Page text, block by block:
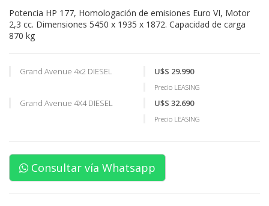
Potencia HP 177, Homologación de emisiones Euro VI, Motor
2,3 cc. Dimensiones 5450 x 1935 x 1872. Capacidad de carga
870 kg
Grand Avenue 4x2 DIESEL U$S 29.990
Precio LEASING
Grand Avenue 4X4 DIESEL U$S 32.690
Precio LEASING
Consultar vía Whatsapp